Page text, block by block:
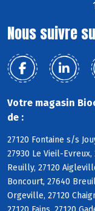
Nous suivre
Votre magasin
de :
27120 Fontaine s/s
27930 Le Vieil-Evreux,
Reuilly, 27120
Boncourt, 27640
Orgeville, 27120